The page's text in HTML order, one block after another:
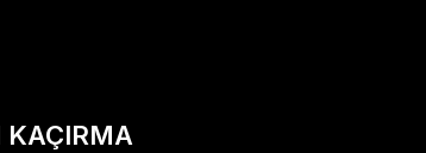
KAÇIRMA